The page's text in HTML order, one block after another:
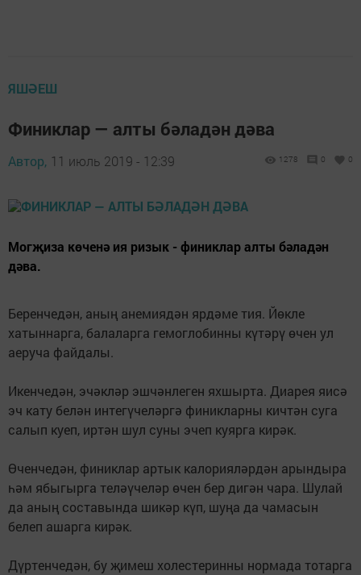
ЯШӘЕШ
Финиклар — алты бәладән дәва
Автор, 11 июль 2019 - 12:39 1278 0 0
Могҗиза көченә ия ризык - финиклар алты бәладән
дәва.
Беренчедән, аның анемиядән ярдәме тия. Йөкле
хатыннарга, балаларга гемоглобинны күтәрү өчен ул
аеруча файдалы.
Икенчедән, эчәкләр эшчәнлеген яхшырта. Диарея яисә
эч кату белән интегүчеләргә финикларны кичтән суга
салып куеп, иртән шул суны эчеп куярга кирәк.
Өченчедән, финиклар артык калорияләрдән арындыра
һәм ябыгырга теләүчеләр өчен бер дигән чара. Шулай
да аның составында шикәр күп, шуңа да чамасын
белеп ашарга кирәк.
Дүртенчедән, бу җимеш холестеринны нормада тотарга